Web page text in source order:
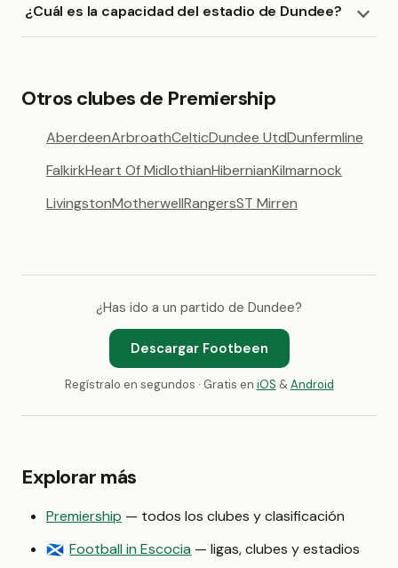
¿Cuál es la capacidad del estadio de Dundee?
Otros clubes de Premiership
AberdeenArbroathCelticDundee UtdDunfermline
FalkirkHeart Of MidlothianHibernianKilmarnock
LivingstonMotherwellRangersST Mirren
¿Has ido a un partido de Dundee?
Descargar Footbeen
Regístralo en segundos · Gratis en iOS &Android
Explorar más
Premiership — todos los clubes y clasificación
🏴󠁧󠁢󠁳󠁣󠁴󠁿 Football in Escocia — ligas, clubes y estadios